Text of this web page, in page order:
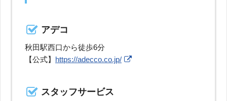
アデコ
秋田駅西口から徒歩6分
【公式】 https://adecco.co.jp/
スタッフサービス